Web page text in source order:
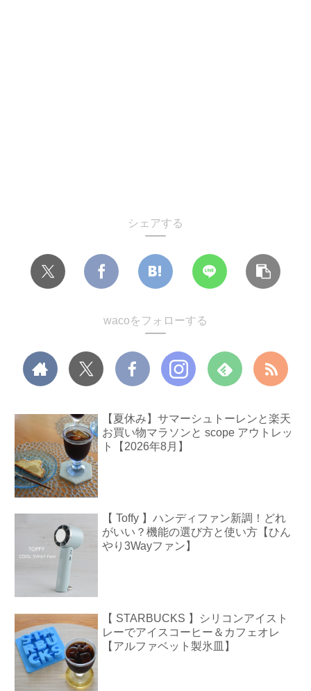
シェアする
wacoをフォローする
【夏休み】サマーシュトーレンと楽天
お買い物マラソンと scope アウトレッ
ト【2026年8月】
【 Toffy 】ハンディファン新調！どれ
がいい？機能の選び方と使い方【ひん
やり3Wayファン】
【 STARBUCKS 】シリコンアイスト
レーでアイスコーヒー＆カフェオレ
【アルファベット製氷皿】